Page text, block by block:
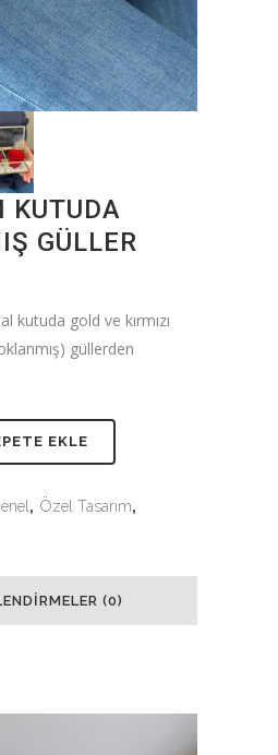
KUTUDA
GÜLLER
kutuda gold ve kırmızı
güllerden
EKLE
, Özel Tasarım,
(0)